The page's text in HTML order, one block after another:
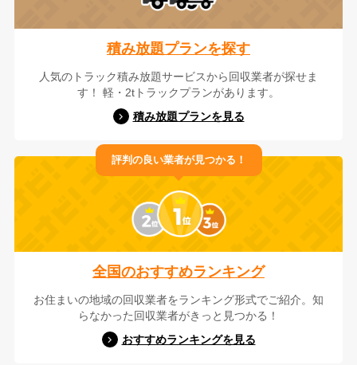
積み放題プランを探す
人気のトラック積み放題サービスから回収業者が探せま
す！ 軽・2tトラックプランがあります。
積み放題プランを見る
評判の良い業者が見つかる！
全国のおすすめランキング
お住まいの地域の回収業者をランキング形式でご紹介。知
らなかった回収業者がきっと見つかる！
おすすめランキングを見る